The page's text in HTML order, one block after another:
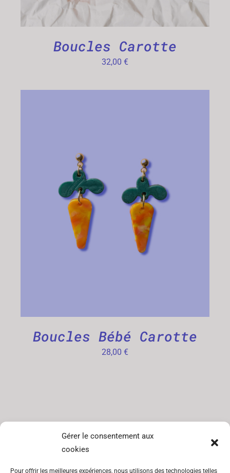
Gérer le consentement aux
cookies
Pour offrir les meilleures expériences, nous utilisons des technologies telles
Boucles Carotte
32,00 €
CHOIX DES OPTIONS
/
Boucles Bébé Carotte
28,00 €
INFORMATIONS
CGV